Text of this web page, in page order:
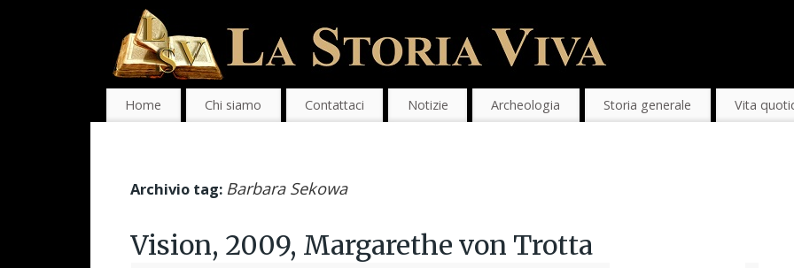
Home Chi siamo Contattaci Notizie Archeologia Storia generale Vita
Archivio tag: Barbara Sekowa
Vision, 2009, Margarethe von Trotta